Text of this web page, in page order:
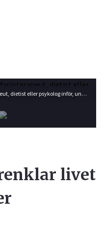
I appen Ella kan du få hjälp av fysioterapeut, dietist eller psykolog inför, under och efter din graviditet. Foto: Ella
livet